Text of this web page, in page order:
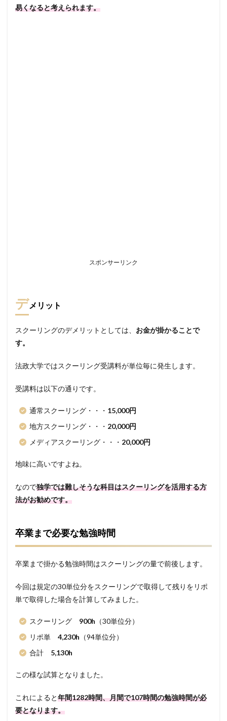
易くなると考えられます。
スポンサーリンク
デメリット
スクーリングのデメリットとしては、 お金が掛かることで
す。
法政大学ではスクーリング受講料が単位毎に発生します。
受講料は以下の通りです。
通常スクーリング・・・ 15,000円
地方スクーリング・・・ 20,000円
メディアスクーリング・・・ 20,000円
地味に高いですよね。
なので独学では難しそうな科目はスクーリングを活用する方
法がお勧めです。
卒業まで必要な勉強時間
卒業まで掛かる勉強時間はスクーリングの量で前後します。
今回は規定の30単位分をスクーリングで取得して残りをリポ
単で取得した場合を計算してみました。
スクーリング 900h （30単位分）
リポ単 4,230h （94単位分）
合計 5,130h
この様な試算となりました。
これによると年間1282時間、月間で107時間の勉強時間が必
要となります。